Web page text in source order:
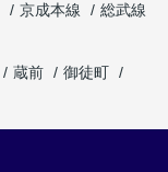
京成本線
総武線
蔵前
御徒町